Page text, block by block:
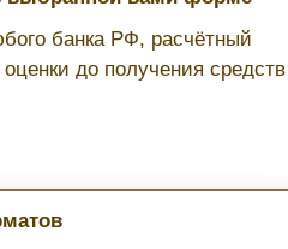
банка РФ, расчётный
до получения средств